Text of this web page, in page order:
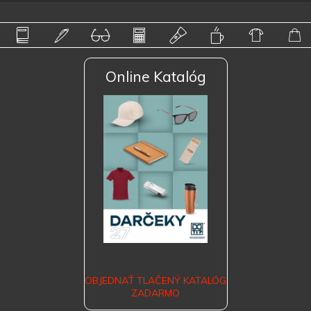
Online Katalóg
OBJEDNAŤ TLAČENÝ KATALÓG
ZADARMO